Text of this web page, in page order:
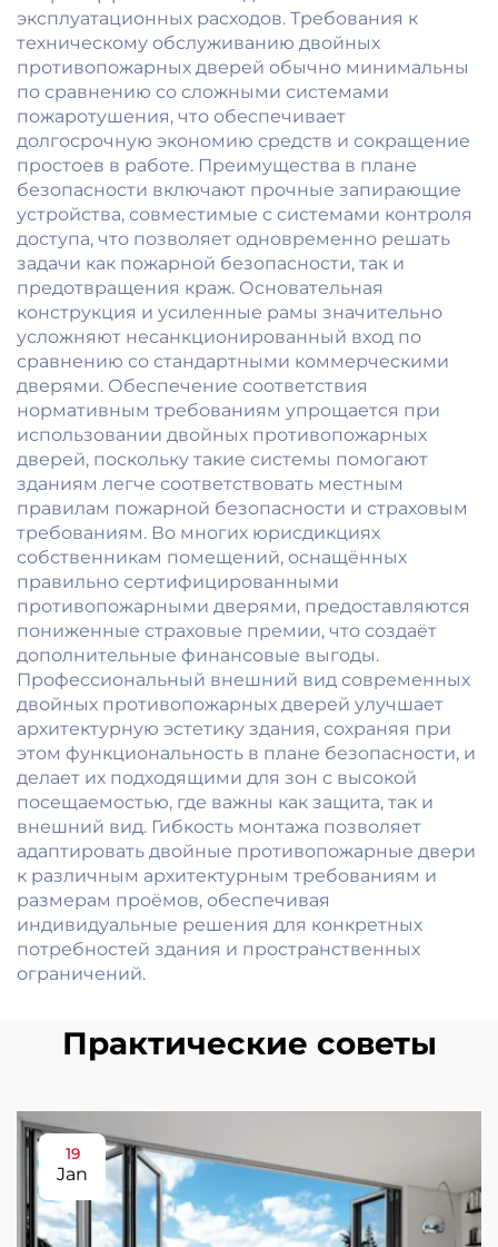
эксплуатационных расходов. Требования к
техническому обслуживанию двойных
противопожарных дверей обычно минимальны
по сравнению со сложными системами
пожаротушения, что обеспечивает
долгосрочную экономию средств и сокращение
простоев в работе. Преимущества в плане
безопасности включают прочные запирающие
устройства, совместимые с системами контроля
доступа, что позволяет одновременно решать
задачи как пожарной безопасности, так и
предотвращения краж. Основательная
конструкция и усиленные рамы значительно
усложняют несанкционированный вход по
сравнению со стандартными коммерческими
дверями. Обеспечение соответствия
нормативным требованиям упрощается при
использовании двойных противопожарных
дверей, поскольку такие системы помогают
зданиям легче соответствовать местным
правилам пожарной безопасности и страховым
требованиям. Во многих юрисдикциях
собственникам помещений, оснащённых
правильно сертифицированными
противопожарными дверями, предоставляются
пониженные страховые премии, что создаёт
дополнительные финансовые выгоды.
Профессиональный внешний вид современных
двойных противопожарных дверей улучшает
архитектурную эстетику здания, сохраняя при
этом функциональность в плане безопасности, и
делает их подходящими для зон с высокой
посещаемостью, где важны как защита, так и
внешний вид. Гибкость монтажа позволяет
адаптировать двойные противопожарные двери
к различным архитектурным требованиям и
размерам проёмов, обеспечивая
индивидуальные решения для конкретных
потребностей здания и пространственных
ограничений.
Практические советы
19
Jan